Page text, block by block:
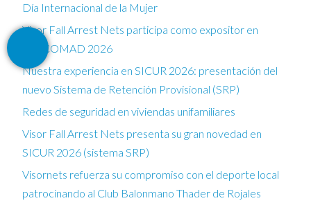
Día Internacional de la Mujer
Visor Fall Arrest Nets participa como expositor en
FESCOMAD 2026
Nuestra experiencia en SICUR 2026: presentación del
nuevo Sistema de Retención Provisional (SRP)
Redes de seguridad en viviendas unifamiliares
Visor Fall Arrest Nets presenta su gran novedad en
SICUR 2026 (sistema SRP)
Visornets refuerza su compromiso con el deporte local
patrocinando al Club Balonmano Thader de Rojales